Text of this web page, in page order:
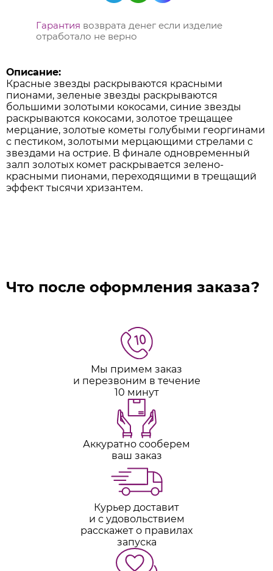
Гарантия возврата денег если изделие
отработало не верно
Описание:
Красные звезды раскрываются красными
пионами, зеленые звезды раскрываются
большими золотыми кокосами, синие звезды
раскрываются кокосами, золотое трещащее
мерцание, золотые кометы голубыми георгинами
с пестиком, золотыми мерцающими стрелами с
звездами на острие. В финале одновременный
залп золотых комет раскрывается зелено-
красными пионами, переходящими в трещащий
эффект тысячи хризантем.
Что после оформления заказа?
Мы примем заказ
и перезвоним в течение
10 минут
Аккуратно сооберем
ваш заказ
Курьер доставит
и с удовольствием
расскажет о правилах
запуска